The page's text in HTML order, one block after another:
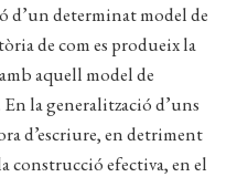
d’un determinat model de
de com es produeix la
aquell model de
la generalització d’uns
d’escriure, en detriment
construcció efectiva, en el